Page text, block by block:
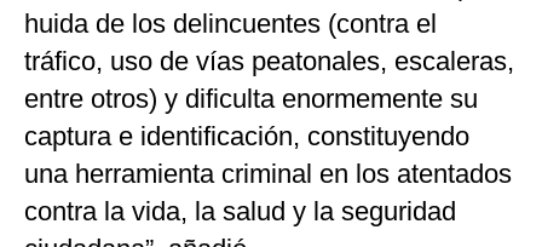
huida de los delincuentes (contra el
tráfico, uso de vías peatonales, escaleras,
entre otros) y dificulta enormemente su
captura e identificación, constituyendo
una herramienta criminal en los atentados
contra la vida, la salud y la seguridad